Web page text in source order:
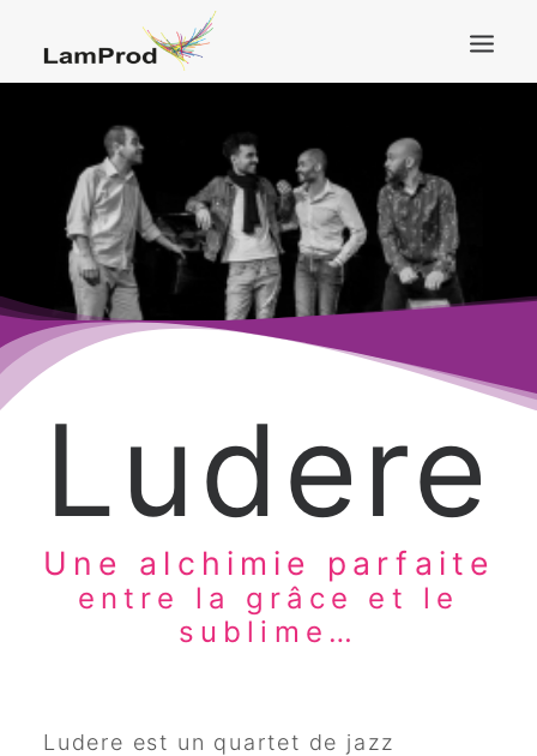
ACCUEIL
ARTISTES & CRÉATIONS
PRESTATIONS
LABEL
A PROPOS
RÉALISATIONS
CONTACT
Ludere
Une alchimie parfaite
entre la grâce et le
sublime…
Ludere est un quartet de jazz